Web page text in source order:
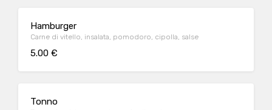
Hamburger
Carne di vitello, insalata, pomodoro, cipolla, salse
5.00 €
Tonno